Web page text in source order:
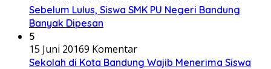
Sebelum Lulus, Siswa SMK PU Negeri Bandung
Banyak Dipesan
5
15 Juni 20169 Komentar
Sekolah di Kota Bandung Wajib Menerima Siswa